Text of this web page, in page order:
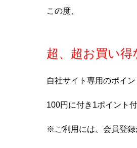
この度、
超、超お買い得
自社サイト専用のポイン
100円に付き1ポイント
※ご利用には、会員登録